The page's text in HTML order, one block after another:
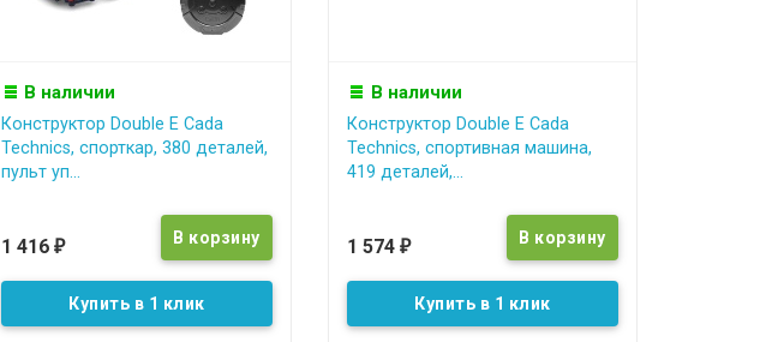
В наличии
Конструктор Double E Cada
Technics, спорткар, 380 деталей,
пульт уп...
1 416 ₽
Купить в 1 клик
В наличии
Конструктор Double E Cada
Technics, спортивная машина,
419 деталей,...
1 574 ₽
Купить в 1 клик